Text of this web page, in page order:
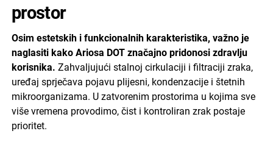
prostor
Osim estetskih i funkcionalnih karakteristika, važno je
naglasiti kako Ariosa DOT značajno pridonosi zdravlju
korisnika. Zahvaljujući stalnoj cirkulaciji i filtraciji zraka,
uređaj sprječava pojavu plijesni, kondenzacije i štetnih
mikroorganizama. U zatvorenim prostorima u kojima sve
više vremena provodimo, čist i kontroliran zrak postaje
prioritet.